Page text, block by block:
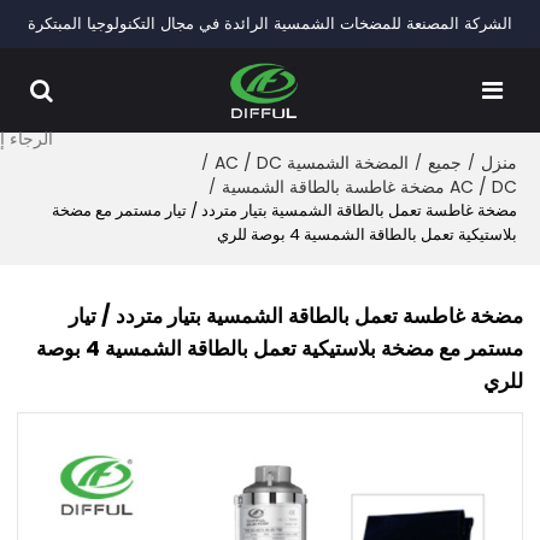
الشركة المصنعة للمضخات الشمسية الرائدة في مجال التكنولوجيا المبتكرة
منزل / جميع / المضخة الشمسية AC / DC /
AC / DC مضخة غاطسة بالطاقة الشمسية
/
مضخة غاطسة تعمل بالطاقة الشمسية بتيار متردد / تيار مستمر مع مضخة
بلاستيكية تعمل بالطاقة الشمسية 4 بوصة للري
مضخة غاطسة تعمل بالطاقة الشمسية بتيار متردد / تيار
مستمر مع مضخة بلاستيكية تعمل بالطاقة الشمسية 4 بوصة
للري